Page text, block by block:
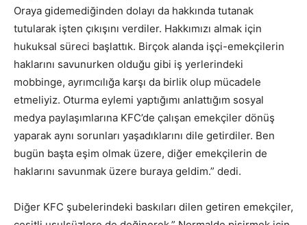
Oraya gidemediğinden dolayı da hakkında tutanak
tutularak işten çıkışını verdiler. Hakkımızı almak için
hukuksal süreci başlattık. Birçok alanda işçi-emekçilerin
haklarını savunurken olduğu gibi iş yerlerindeki
mobbinge, ayrımcılığa karşı da birlik olup mücadele
etmeliyiz. Oturma eylemi yaptığımı anlattığım sosyal
medya paylaşımlarına KFC’de çalışan emekçiler dönüş
yaparak aynı sorunları yaşadıklarını dile getirdiler. Ben
bugün başta eşim olmak üzere, diğer emekçilerin de
haklarını savunmak üzere buraya geldim.” dedi.
Diğer KFC şubelerindeki baskıları dilen getiren emekçiler,